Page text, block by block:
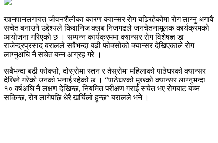
खानपानलगायत जीवनशैलीका कारण क्यान्सर रोग बढिरहेकोमा रोग लाग्नु अगावै
सचेत बनाउने उद्देश्यले किवानिज क्लब निजगढले जनचेतनामूलक कार्यक्रमको
आयोजना गरिएको छ । सम्पन्न कार्यक्रममा क्यान्सर रोग विशेषज्ञ डा
राजेन्द्रप्रसाद बरालले सबैभन्दा बढी फोक्सोको क्यान्सर देखिएकाले रोग
लाग्नुअघि नै सचेत बन्न आग्रह गरे ।
सबैभन्दा बढी फोक्सो, दोस्रोमा स्तन र तेस्रोमा महिलाको पाठेघरको क्यान्सर
देखिने गरेको उनको भनाई रहेको छ । “पाठेघरको मुखको क्यान्सर लाग्नुभन्दा
१० वर्षअघि नै लक्षण देखिन्छ, नियमित परीक्षण गराई सचेत भए रोगबाट बच्न
सकिन्छ, रोग लागेपछि धेरै खर्चिलो हुन्छ” बरालले भने ।